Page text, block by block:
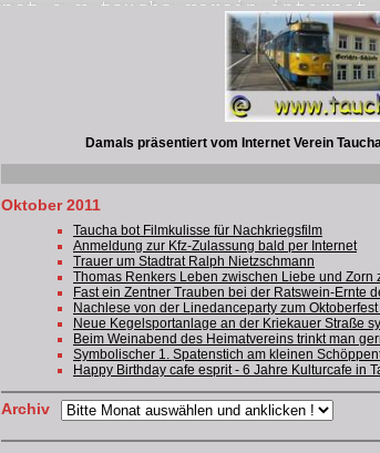
Damals präsentiert vom Internet Verein
Oktober 2011
Taucha bot Filmkulisse für Nachkriegsfilm
Anmeldung zur Kfz-Zulassung bald per Internet
Trauer um Stadtrat Ralph Nietzschmann
Thomas Renkers Leben zwischen Liebe und Zorn
Fast ein Zentner Trauben bei der Ratswein-Ernte
Nachlese von der Linedanceparty zum Oktoberfest
Neue Kegelsportanlage an der Kriekauer Straße
Beim Weinabend des Heimatvereins trinkt man
Symbolischer 1. Spatenstich am kleinen
Happy Birthday cafe esprit - 6 Jahre Kulturcafe in
Archiv